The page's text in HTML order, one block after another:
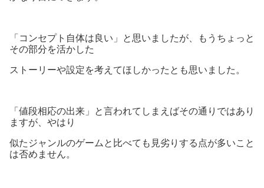
「コンセプト自体は良い」と思いましたが、もうちょっと
その部分を活かした
ストーリーや設定を考えてほしかったとも思いました。
「値段相応の出来」と言われてしまえばその通りではあり
ますが、やはり
似たジャンルのゲームと比べても見劣りする点が多いこと
は否めません。